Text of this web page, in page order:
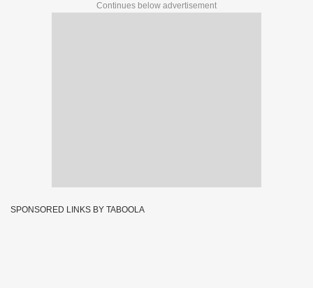
Continues below advertisement
SPONSORED LINKS BY TABOOLA